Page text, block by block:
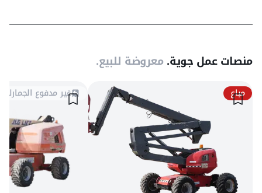
منصات عمل جوية.معروضة للبيع.
مباع غير مدفوع الجمارك